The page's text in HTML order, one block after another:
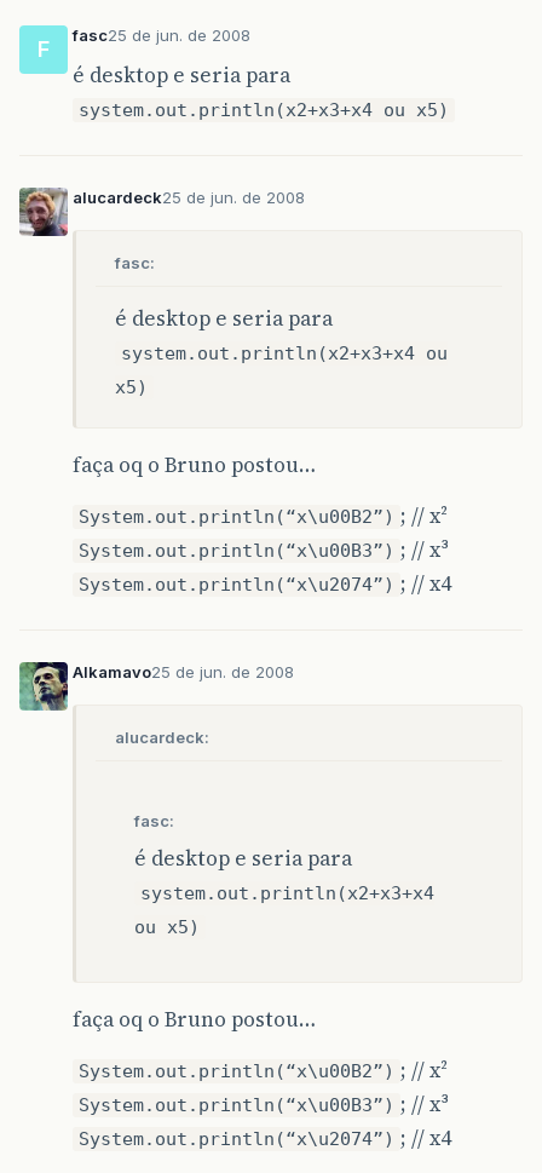
F
fasc25 de jun. de 2008
é desktop e seria para
system.out.println(x2+x3+x4 ou x5)
alucardeck25 de jun. de 2008
fasc:
é desktop e seria para
system.out.println(x2+x3+x4 ou
x5)
faça oq o Bruno postou…
System.out.println(“x\u00B2”) ; // x²
System.out.println(“x\u00B3”) ; // x³
System.out.println(“x\u2074”) ; // x4
Alkamavo25 de jun. de 2008
alucardeck:
fasc:
é desktop e seria para
system.out.println(x2+x3+x4
ou x5)
faça oq o Bruno postou…
System.out.println(“x\u00B2”) ; // x²
System.out.println(“x\u00B3”) ; // x³
System.out.println(“x\u2074”) ; // x4